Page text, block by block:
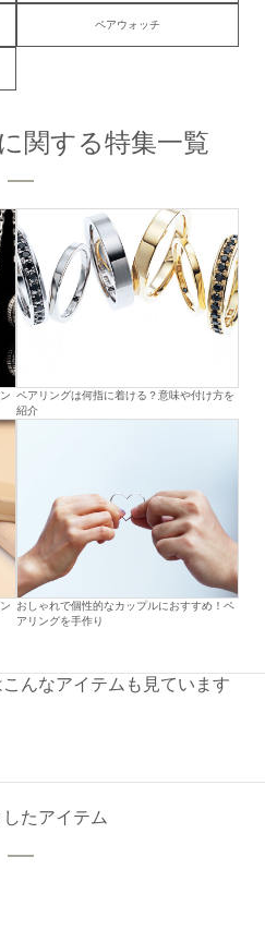
ペアウォッチ
関する特集一覧
ペアリングは何指に着ける？意味や付け方を
紹介
おしゃれで個性的なカップルにおすすめ！ペ
アリングを手作り
んなアイテムも見ています
たアイテム